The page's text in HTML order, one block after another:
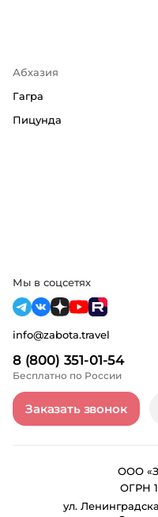
Абхазия
Гагра
Пицунда
8 (800) 351-01-54
Бесплатно по России
info@zabota.travel
Заказать звонок
Мы в соцсетях
ООО
ОГРН
ул.